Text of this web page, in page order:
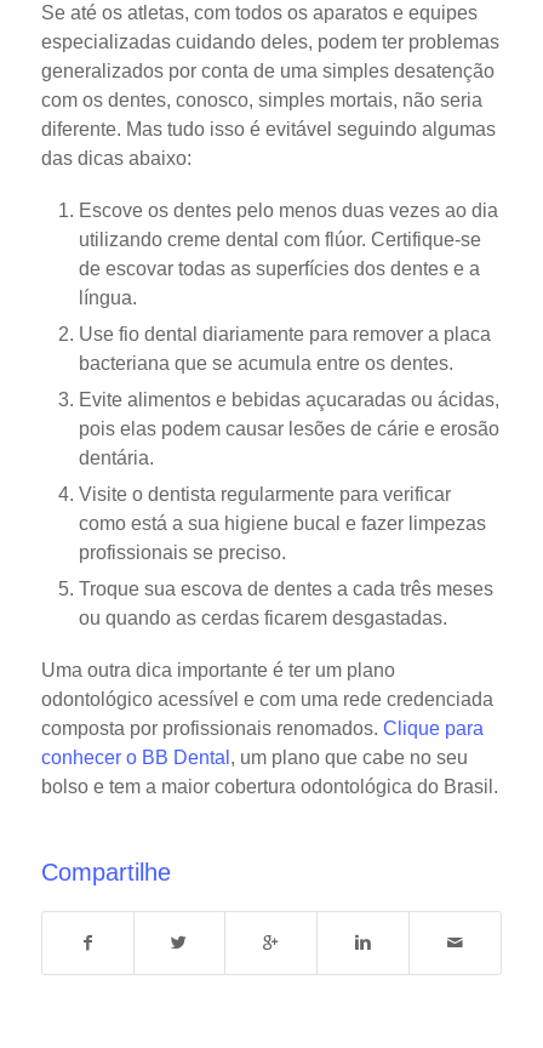
Se até os atletas, com todos os aparatos e equipes
especializadas cuidando deles, podem ter problemas
generalizados por conta de uma simples desatenção
com os dentes, conosco, simples mortais, não seria
diferente. Mas tudo isso é evitável seguindo algumas
das dicas abaixo:
Escove os dentes pelo menos duas vezes ao dia
utilizando creme dental com flúor. Certifique-se
de escovar todas as superfícies dos dentes e a
língua.
Use fio dental diariamente para remover a placa
bacteriana que se acumula entre os dentes.
Evite alimentos e bebidas açucaradas ou ácidas,
pois elas podem causar lesões de cárie e erosão
dentária.
Visite o dentista regularmente para verificar
como está a sua higiene bucal e fazer limpezas
profissionais se preciso.
Troque sua escova de dentes a cada três meses
ou quando as cerdas ficarem desgastadas.
Uma outra dica importante é ter um plano
odontológico acessível e com uma rede credenciada
composta por profissionais renomados. Clique para
conhecer o BB Dental , um plano que cabe no seu
bolso e tem a maior cobertura odontológica do Brasil.
Compartilhe